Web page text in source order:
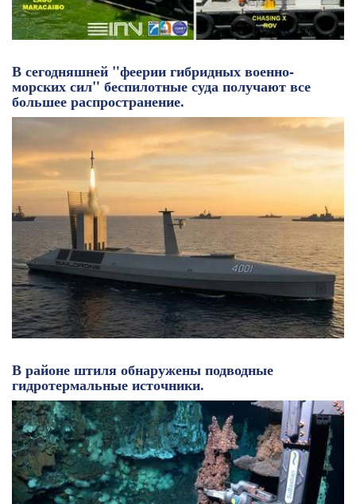
В сегодняшней "феерии гибридных военно-
морских сил" беспилотные суда получают все
большее распространение.
В районе штиля обнаружены подводные
гидротермальные источники.